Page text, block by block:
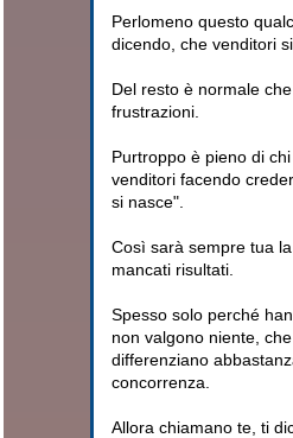
Perlomeno questo
dicendo, che venditori si
Del resto è normale
frustrazioni.
Purtroppo è pieno di
venditori facendo
si nasce".
Così sarà sempre tua
mancati risultati.
Spesso solo perché
non valgono niente,
differenziano
concorrenza.
Allora chiamano te, ti